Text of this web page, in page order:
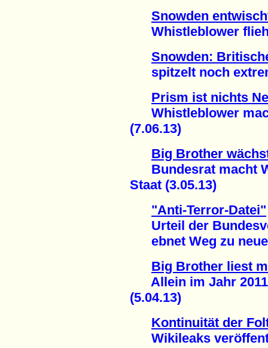
Snowden
Whistleblower flieht
Snowden:
spitzelt noch
Prism ist nichts
Whistleblower
(7.06.13)
Big Brother
Bundesrat macht
Staat (3.05.13)
"Anti-Terror-Datei"
Urteil der
ebnet Weg zu
Big Brother liest
Allein im Jahr
(5.04.13)
Kontinuität der
Wikileaks